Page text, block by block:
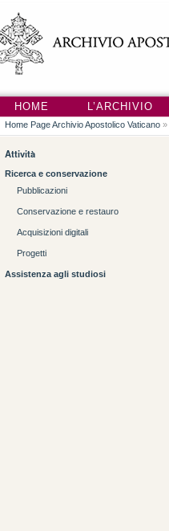
HOME L’ARCHIVIO
Home Page Archivio Apostolico Vaticano »
Attività
Ricerca e conservazione
Pubblicazioni
Conservazione e restauro
Acquisizioni digitali
Progetti
Assistenza agli studiosi